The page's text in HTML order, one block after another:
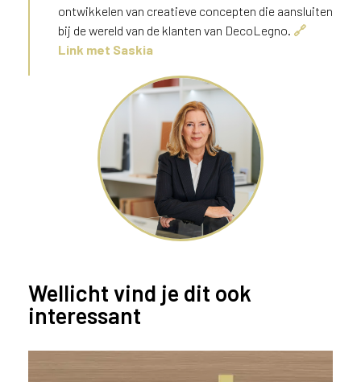
ontwikkelen van creatieve concepten die aansluiten
bij de wereld van de klanten van DecoLegno. 🔗
Link met Saskia
Wellicht vind je dit ook
interessant